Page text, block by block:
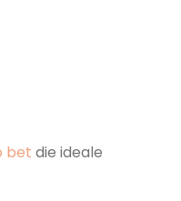
bet die ideale